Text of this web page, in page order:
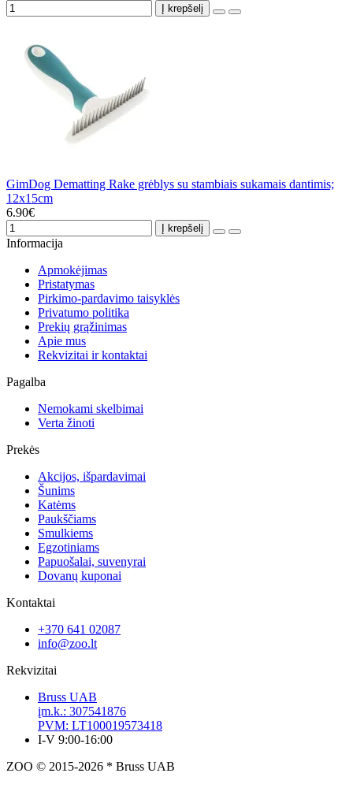
Į krepšelį
GimDog Dematting Rake grėblys su stambiais sukamais dantimis;
12x15cm
6.90€
Į krepšelį
Informacija
Apmokėjimas
Pristatymas
Pirkimo-pardavimo taisyklės
Privatumo politika
Prekių grąžinimas
Apie mus
Rekvizitai ir kontaktai
Pagalba
Nemokami skelbimai
Verta žinoti
Prekės
Akcijos, išpardavimai
Šunims
Katėms
Paukščiams
Smulkiems
Egzotiniams
Papuošalai, suvenyrai
Dovanų kuponai
Kontaktai
+370 641 02087
info@zoo.lt
Rekvizitai
Bruss UAB
įm.k.: 307541876
PVM: LT100019573418
I-V 9:00-16:00
ZOO © 2015-2026 * Bruss UAB